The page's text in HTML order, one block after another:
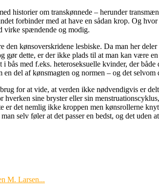
historier om transkønnede – herunder
forbinder med at have en sådan krop. Og
virke spændende og modig.
den kønsoverskridene lesbiske. Da man her
gør dette, er der ikke plads til at man kan være
i bås med f.eks. heteroseksuelle kvinder, der
en del af kønsmagten og normen – og det
for at vide, at verden ikke nødvendigvis er
sine bryster eller sin
er det nemlig ikke kroppen men kønsrollerne
selv føler at det passer en bedst, og det uden
M. Larsen...